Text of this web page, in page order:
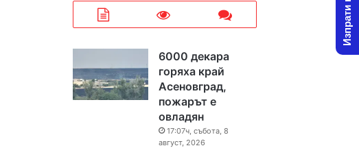
6000 декара
горяха край
Асеновград,
пожарът е
овладян
17:07ч, събота, 8
август, 2026